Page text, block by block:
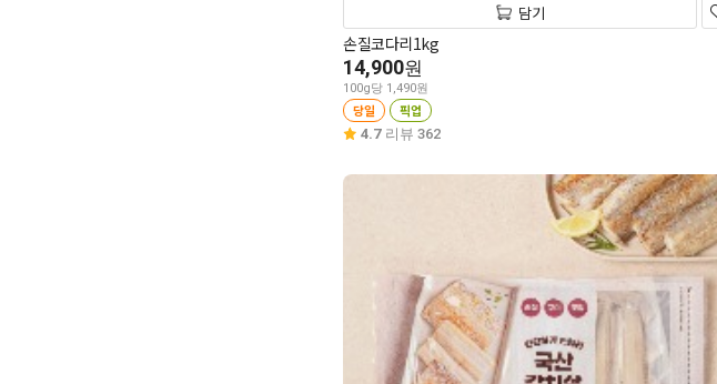
담기
손질코다리1kg
14,900원
100g당 1,490원
당일 픽업
4.7 리뷰 362